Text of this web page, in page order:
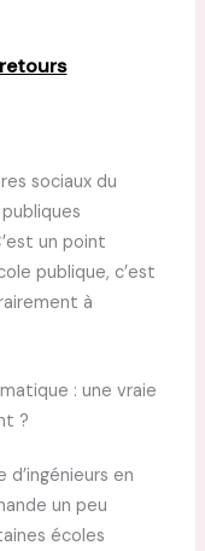
sociaux du
un point
publique, c’est
à
: une vraie
?
d’ingénieurs en
un peu
écoles